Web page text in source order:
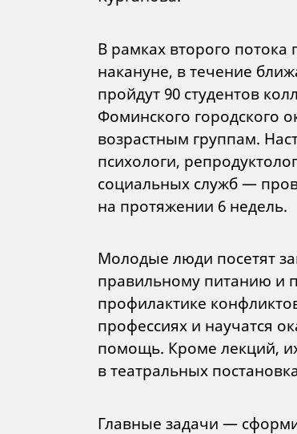
В рамках второго потока
накануне, в течение
пройдут 90 студентов
Фоминского городского
возрастным группам.
психологи,
социальных служб —
на протяжении 6 недель.
Молодые люди посетят
правильному питанию и
профилактике
профессиях и научатся
помощь. Кроме лекций,
в театральных
Главные задачи —